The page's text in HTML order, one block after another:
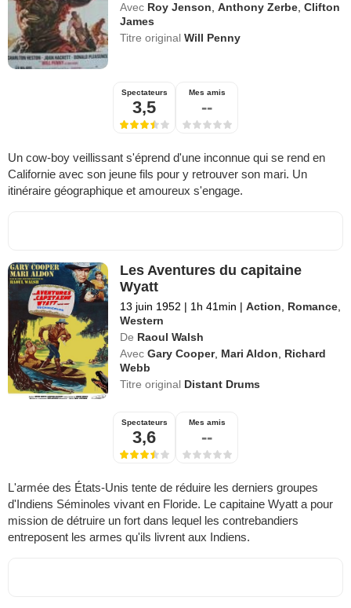
Avec Roy Jenson,Anthony Zerbe,Clifton
James
Titre originalWill Penny
Spectateurs
3,5
Mes amis
--
Un cow-boy veillissant s'éprend d'une inconnue qui se rend en
Californie avec son jeune fils pour y retrouver son mari. Un
itinéraire géographique et amoureux s'engage.
Les Aventures du capitaine
Wyatt
13 juin 1952 | 1h 41min | Action, Romance,
Western
De Raoul Walsh
Avec Gary Cooper, Mari Aldon, Richard
Webb
Titre original Distant Drums
Spectateurs
3,6
Mes amis
--
L'armée des États-Unis tente de réduire les derniers groupes
d'Indiens Séminoles vivant en Floride. Le capitaine Wyatt a pour
mission de détruire un fort dans lequel les contrebandiers
entreposent les armes qu'ils livrent aux Indiens.